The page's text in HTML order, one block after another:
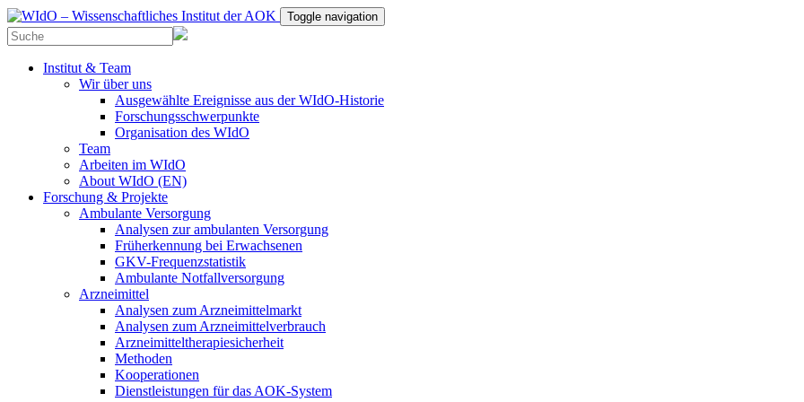
Toggle navigation
Institut & Team
Wir über uns
Ausgewählte Ereignisse aus der WIdO-Historie
Forschungsschwerpunkte
Organisation des WIdO
Team
Arbeiten im WIdO
About WIdO (EN)
Forschung & Projekte
Ambulante Versorgung
Analysen zur ambulanten Versorgung
Früherkennung bei Erwachsenen
GKV-Frequenzstatistik
Ambulante Notfallversorgung
Arzneimittel
Analysen zum Arzneimittelmarkt
Analysen zum Arzneimittelverbrauch
Arzneimitteltherapiesicherheit
Methoden
Kooperationen
Dienstleistungen für das AOK-System